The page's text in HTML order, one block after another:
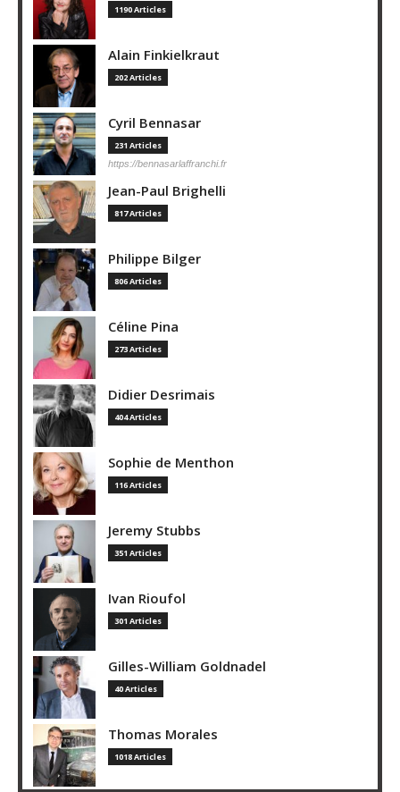
1190 Articles
Alain Finkielkraut
202 Articles
Cyril Bennasar
231 Articles
https://bennasarlaffranchi.fr
Jean-Paul Brighelli
817 Articles
Philippe Bilger
806 Articles
Céline Pina
273 Articles
Didier Desrimais
404 Articles
Sophie de Menthon
116 Articles
Jeremy Stubbs
351 Articles
Ivan Rioufol
301 Articles
Gilles-William Goldnadel
40 Articles
Thomas Morales
1018 Articles